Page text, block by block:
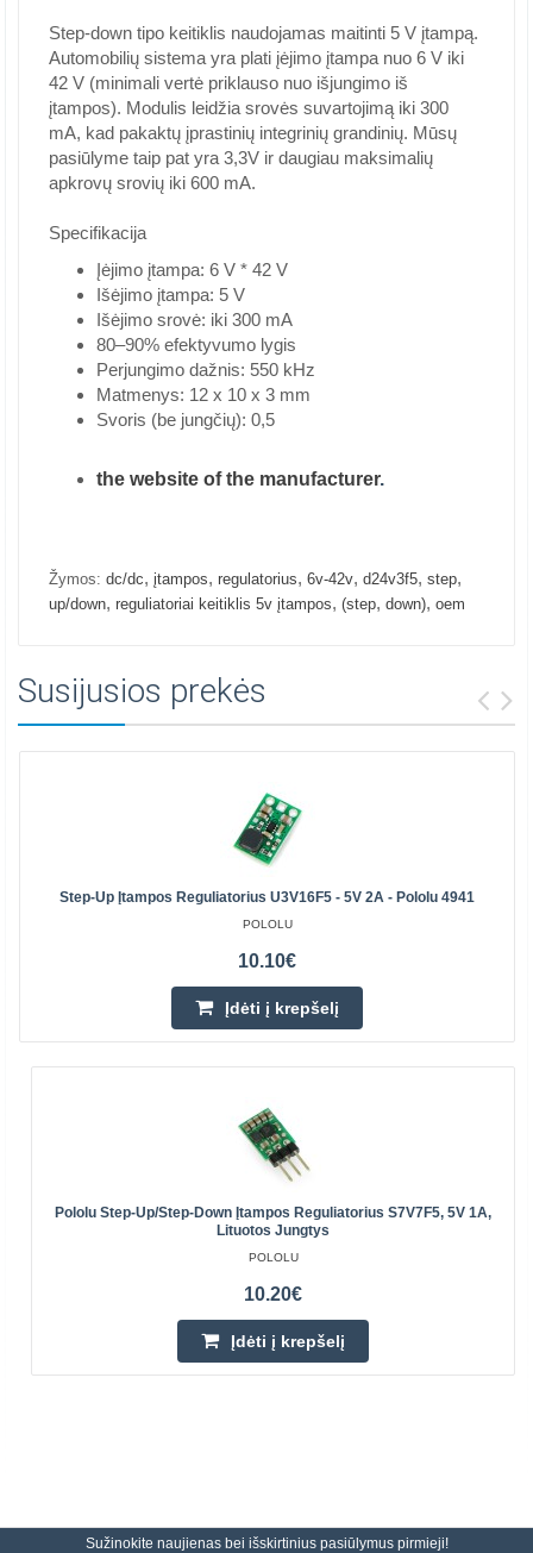
Step-down tipo keitiklis naudojamas maitinti 5 V įtampą.
Automobilių sistema yra plati įėjimo įtampa nuo 6 V iki
42 V (minimali vertė priklauso nuo išjungimo iš
įtampos). Modulis leidžia srovės suvartojimą iki 300
mA, kad pakaktų įprastinių integrinių grandinių. Mūsų
pasiūlyme taip pat yra 3,3V ir daugiau maksimalių
apkrovų srovių iki 600 mA.
Specifikacija
Įėjimo įtampa: 6 V * 42 V
Išėjimo įtampa: 5 V
Išėjimo srovė: iki 300 mA
80–90% efektyvumo lygis
Perjungimo dažnis: 550 kHz
Matmenys: 12 x 10 x 3 mm
Svoris (be jungčių): 0,5
the website of the manufacturer.
Žymos: dc/dc, įtampos, regulatorius, 6v-42v, d24v3f5, step,
up/down, reguliatoriai keitiklis 5v įtampos, (step, down), oem
Susijusios prekės
Step-Up Įtampos Reguliatorius U3V16F5 - 5V 2A - Pololu 4941
POLOLU
10.10€
Įdėti į krepšelį
Pololu Step-Up/Step-Down Įtampos Reguliatorius S7V7F5, 5V 1A,
Lituotos Jungtys
POLOLU
10.20€
Įdėti į krepšelį
Sužinokite naujienas bei išskirtinius pasiūlymus pirmieji!